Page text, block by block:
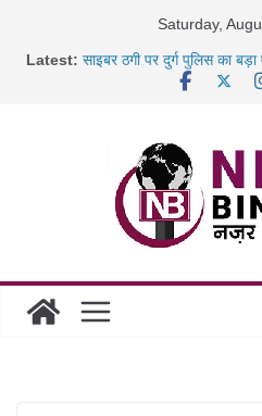
Saturday,
Latest: साइबर ठगी पर दुर्ग पुलिस का
रायपुर में कल्याण ज्वेलर्स में डकैती
छत्तीसगढ़ में 1460 गोधाम होंगे
गोठानों